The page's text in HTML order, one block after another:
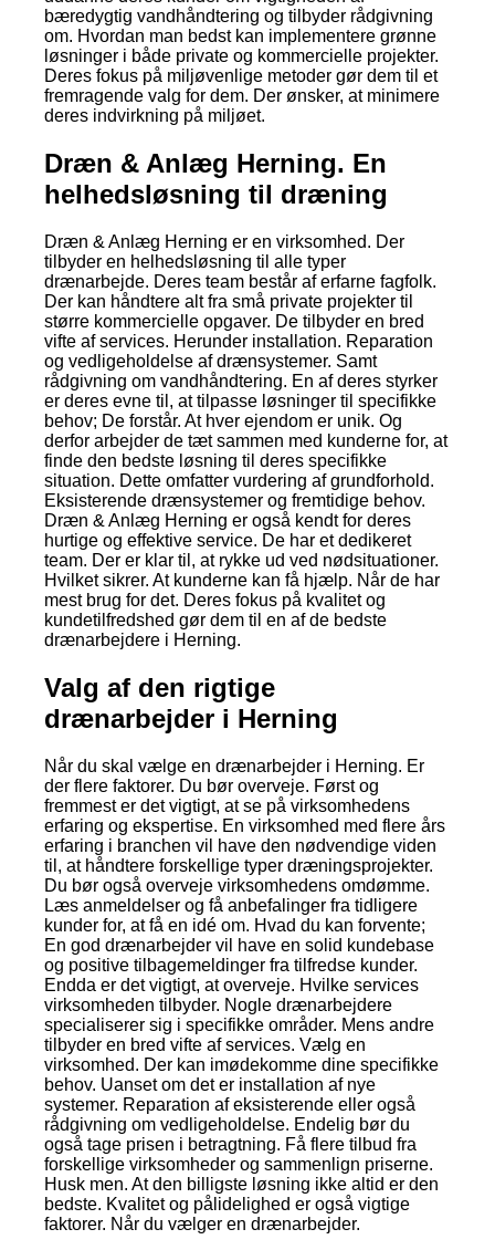
bæredygtig vandhåndtering og tilbyder rådgivning
om. Hvordan man bedst kan implementere grønne
løsninger i både private og kommercielle projekter.
Deres fokus på miljøvenlige metoder gør dem til et
fremragende valg for dem. Der ønsker, at minimere
deres indvirkning på miljøet.
Dræn & Anlæg Herning. En
helhedsløsning til dræning
Dræn & Anlæg Herning er en virksomhed. Der
tilbyder en helhedsløsning til alle typer
drænarbejde. Deres team består af erfarne fagfolk.
Der kan håndtere alt fra små private projekter til
større kommercielle opgaver. De tilbyder en bred
vifte af services. Herunder installation. Reparation
og vedligeholdelse af drænsystemer. Samt
rådgivning om vandhåndtering. En af deres styrker
er deres evne til, at tilpasse løsninger til specifikke
behov; De forstår. At hver ejendom er unik. Og
derfor arbejder de tæt sammen med kunderne for, at
finde den bedste løsning til deres specifikke
situation. Dette omfatter vurdering af grundforhold.
Eksisterende drænsystemer og fremtidige behov.
Dræn & Anlæg Herning er også kendt for deres
hurtige og effektive service. De har et dedikeret
team. Der er klar til, at rykke ud ved nødsituationer.
Hvilket sikrer. At kunderne kan få hjælp. Når de har
mest brug for det. Deres fokus på kvalitet og
kundetilfredshed gør dem til en af de bedste
drænarbejdere i Herning.
Valg af den rigtige
drænarbejder i Herning
Når du skal vælge en drænarbejder i Herning. Er
der flere faktorer. Du bør overveje. Først og
fremmest er det vigtigt, at se på virksomhedens
erfaring og ekspertise. En virksomhed med flere års
erfaring i branchen vil have den nødvendige viden
til, at håndtere forskellige typer dræningsprojekter.
Du bør også overveje virksomhedens omdømme.
Læs anmeldelser og få anbefalinger fra tidligere
kunder for, at få en idé om. Hvad du kan forvente;
En god drænarbejder vil have en solid kundebase
og positive tilbagemeldinger fra tilfredse kunder.
Endda er det vigtigt, at overveje. Hvilke services
virksomheden tilbyder. Nogle drænarbejdere
specialiserer sig i specifikke områder. Mens andre
tilbyder en bred vifte af services. Vælg en
virksomhed. Der kan imødekomme dine specifikke
behov. Uanset om det er installation af nye
systemer. Reparation af eksisterende eller også
rådgivning om vedligeholdelse. Endelig bør du
også tage prisen i betragtning. Få flere tilbud fra
forskellige virksomheder og sammenlign priserne.
Husk men. At den billigste løsning ikke altid er den
bedste. Kvalitet og pålidelighed er også vigtige
faktorer. Når du vælger en drænarbejder.